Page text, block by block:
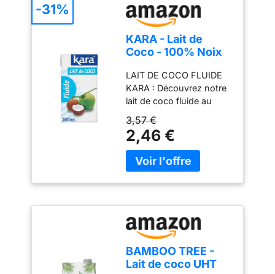
KARA - Lait de
Coco - 100% Noix
d'Indonésie - 500
ml
LAIT DE COCO FLUIDE
KARA : Découvrez notre
lait de coco fluide au
un ingrédient
indispensable pour
enrichir vos plats
asiatiques avec une
EN CUISINE : Idéal pour
une large gamme de
recettes sucrées et
salées, ce lait de coco
s'intègre parfaitement
dans des plats comme
3,57 €
2,46 €
-31%
BAMBOO TREE -
Lait de coco UHT